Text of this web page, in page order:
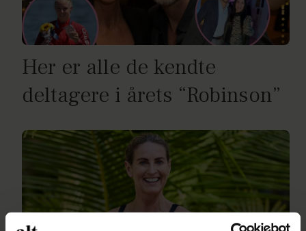
Her er alle de kendte
deltagere i årets “Robinson”